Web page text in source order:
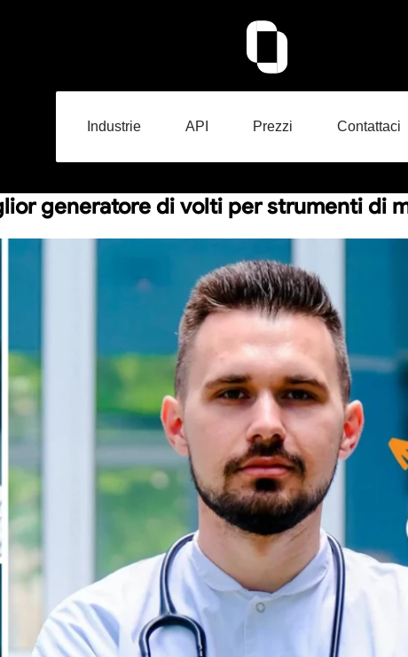
Industrie API Prezzi Contattaci
generatore di volti per strumenti di